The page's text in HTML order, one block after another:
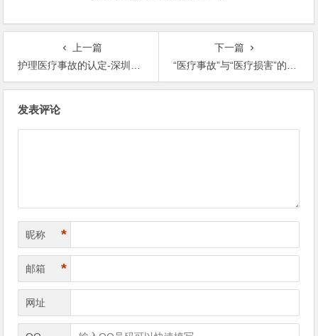
上一篇
护理医疗事故的认定-深圳医疗事故律师
下一篇
“医疗事故”与“医疗损害”的区别与联系 – 深圳医疗纠纷律师
发表评论
昵称 *
邮箱 *
网址